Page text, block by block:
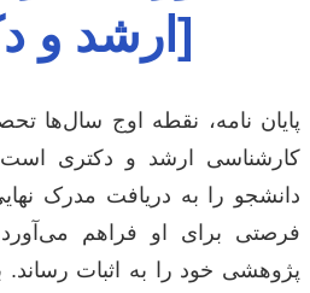
[ارشد و
پایان نامه، نقطه اوج سال‌ها
کارشناسی ارشد و دکتری
دانشجو را به دریافت مدرک
فرصتی برای او فراهم می‌آورد
پژوهشی خود را به اثبات رساند.